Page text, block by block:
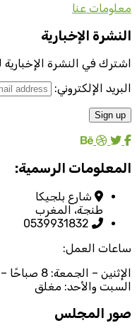
معلومات عنا
النشرة الإخبارية
اشترك في النشرة
البريد الإلكتروني:
المعلومات الرسمية:
شارع بلجيكا
طنجة، المغرب
0539931832
ساعات العمل:
الإثنين – الجمعة: 8 صباحًا – 4 مساءً ،
السبت والأحد: مغلق
صور المجلس